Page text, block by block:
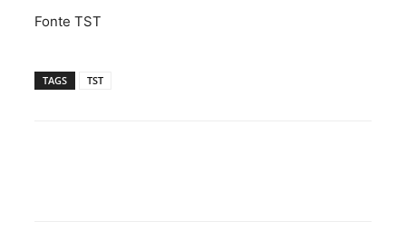
Fonte TST
TAGS TST